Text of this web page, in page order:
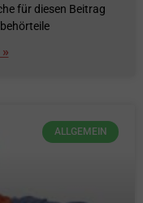
für diesen Beitrag
ALLGEMEIN